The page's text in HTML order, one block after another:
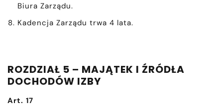
Biura Zarządu.
Kadencja Zarządu trwa 4 lata.
ROZDZIAŁ 5 – MAJĄTEK I ŹRÓDŁA
DOCHODÓW IZBY
Art. 17